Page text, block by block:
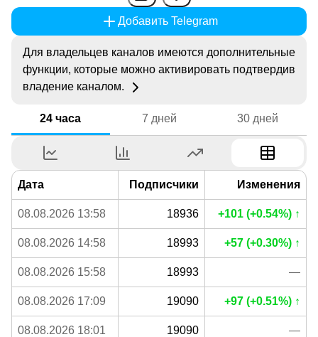
Добавить Telegram
Для владельцев каналов имеются дополнительные
функции, которые можно активировать подтвердив
владение каналом.
24 часа 7 дней 30 дней
Дата Подписчики Изменения
08.08.2026 13:58 18936 +101 (+0.54%) ↑
08.08.2026 14:58 18993 +57 (+0.30%) ↑
08.08.2026 15:58 18993 —
08.08.2026 17:09 19090 +97 (+0.51%) ↑
08.08.2026 18:01 19090 —